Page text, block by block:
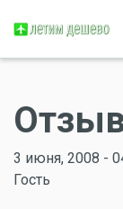
3 июня, 2008 -
Гость